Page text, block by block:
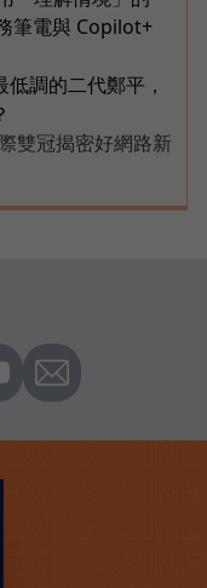
筆電與 Copilot+
調的二代鄭平，
雙冠揭密好網路新